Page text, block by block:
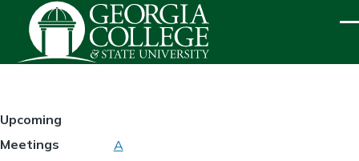
Skip to main content
HOMEPAGE
Upcoming
Meetings
A